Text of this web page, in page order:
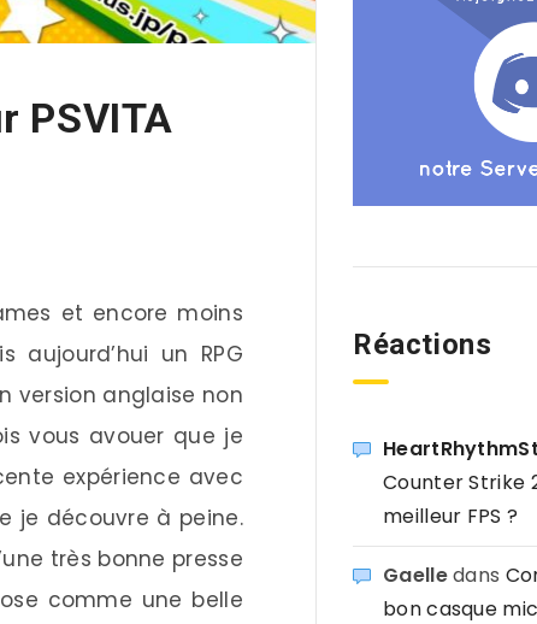
PSVITA
et encore moins
aujourd’hui un RPG
version anglaise non
vous avouer que je
expérience avec
je découvre à peine.
très bonne presse
comme une belle
Réactions
Counter Strike
meilleur FPS ?
Gaelledans
bon casque